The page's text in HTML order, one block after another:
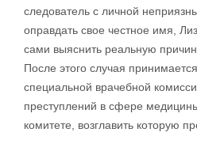
следователь с личной
оправдать свое честное имя,
сами выяснить реальную
После этого случая
специальной врачебной
преступлений в сфере
комитете, возглавить которую